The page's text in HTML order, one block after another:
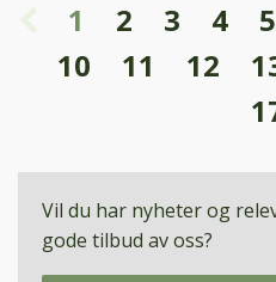
1 2 3 4 5
10
11 12
Vil du har nyheter og
gode tilbud av oss?